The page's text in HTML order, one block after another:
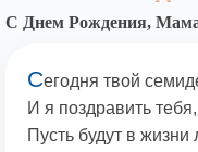
С Днем Рождения,
Сегодня твой
И я поздравить
Пусть будут в